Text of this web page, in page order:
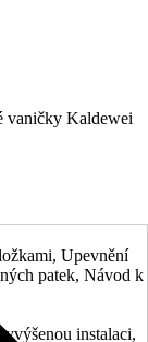
vaničky Kaldewei
Upevnění
patek, Návod k
instalaci,